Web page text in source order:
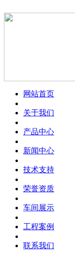
网站首页
关于我们
产品中心
新闻中心
技术支持
荣誉资质
车间展示
工程案例
联系我们